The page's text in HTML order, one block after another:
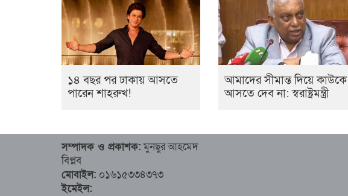
১৪ বছর পর ঢাকায় আসতে
পারেন শাহরুখ!
আমাদের সীমান্ত দিয়ে কাউকে
আসতে দেব না: স্বরাষ্ট্রমন্ত্রী
সম্পাদক ও প্রকাশক:মুনছুর আহমেদ
বিপ্লব
মোবাইল: ০১৬১৫৩৩৪৩৭৩
ইমেইল: